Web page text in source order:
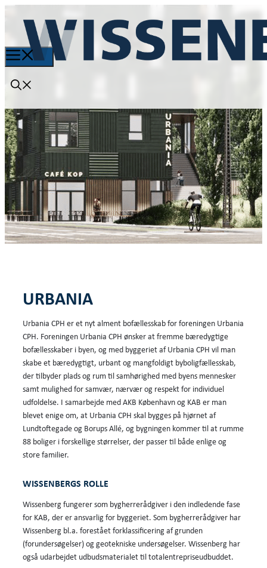
URBANIA
Urbania CPH er et nyt alment bofællesskab for foreningen Urbania
CPH. Foreningen Urbania CPH ønsker at fremme bæredygtige
bofællesskaber i byen, og med byggeriet af Urbania CPH vil man
skabe et bæredygtigt, urbant og mangfoldigt byboligfællesskab,
der tilbyder plads og rum til samhørighed med byens mennesker
samt mulighed for samvær, nærvær og respekt for individuel
udfoldelse. I samarbejde med AKB København og KAB er man
blevet enige om, at Urbania CPH skal bygges på hjørnet af
Lundtoftegade og Borups Allé, og bygningen kommer til at rumme
88 boliger i forskellige størrelser, der passer til både enlige og
store familier.
WISSENBERGS ROLLE
Wissenberg fungerer som bygherrerådgiver i den indledende fase
for KAB, der er ansvarlig for byggeriet. Som bygherrerådgiver har
Wissenberg bl.a. forestået forklassificering af grunden
(forundersøgelser) og geotekniske undersøgelser. Wissenberg har
også udarbejdet udbudsmaterialet til totalentrepriseudbuddet.